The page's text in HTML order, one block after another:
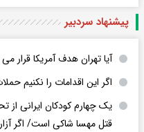
پیشنهاد سردبیر
آیا تهران هدف آمریکا قرار
اگر این اقدامات را نکنیم
یک چهارم کودکان ایرانی از
قتل مهسا شاکی است/ اگر